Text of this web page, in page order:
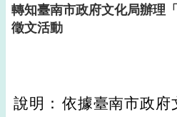
轉知臺南市政府文化局辦理
徵文活動
說明： 依據臺南市政府